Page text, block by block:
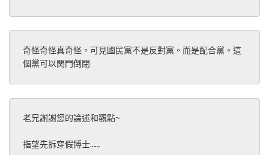
奇怪奇怪真奇怪。可見國民黨不是反對黨。而是配合黨。這
個黨可以関門倒閉
老兄謝謝您的論述和觀點~
指望先拆穿假博士……